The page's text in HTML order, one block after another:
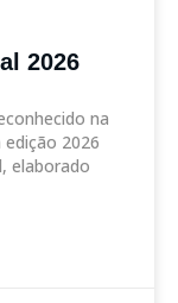
2026
na
2026
elaborado